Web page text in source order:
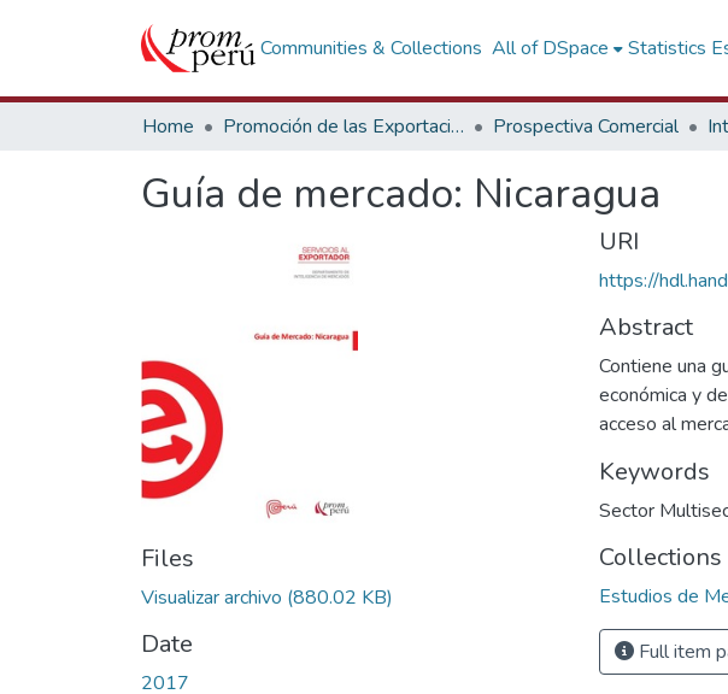
Communities & Collections All of DSpace Statistics
Home Promoción de las Exportaciones Prospectiva Comercial
Guía de mercado: Nicaragua
Files
Visualizar archivo (880.02 KB)
Date
2017
URI
https://
Abstract
Contiene una
económica y
acceso al
Keywords
Sector
Collections
Estudios de
Full item